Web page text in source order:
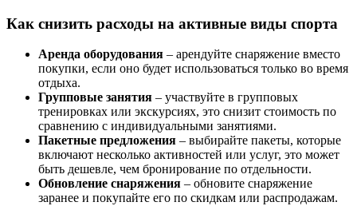
Как снизить расходы на активные виды спорта
Аренда оборудования – арендуйте снаряжение вместо
покупки, если оно будет использоваться только во время
отдыха.
Групповые занятия – участвуйте в групповых
тренировках или экскурсиях, это снизит стоимость по
сравнению с индивидуальными занятиями.
Пакетные предложения – выбирайте пакеты, которые
включают несколько активностей или услуг, это может
быть дешевле, чем бронирование по отдельности.
Обновление снаряжения – обновите снаряжение
заранее и покупайте его по скидкам или распродажам.